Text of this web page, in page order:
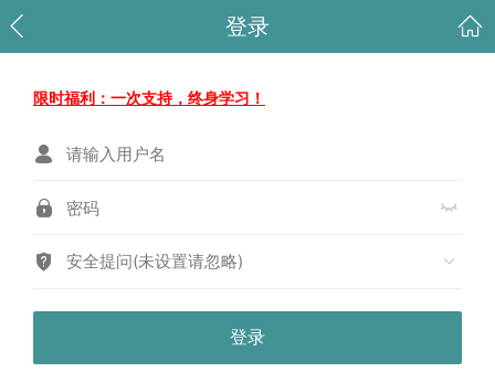
登录
限时福利：一次支持，终身学习！
安全提问(未设置请忽略)
登录